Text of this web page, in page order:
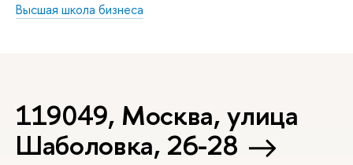
Высшая школа бизнеса
119049, Москва, улица
Шаболовка, 26-28